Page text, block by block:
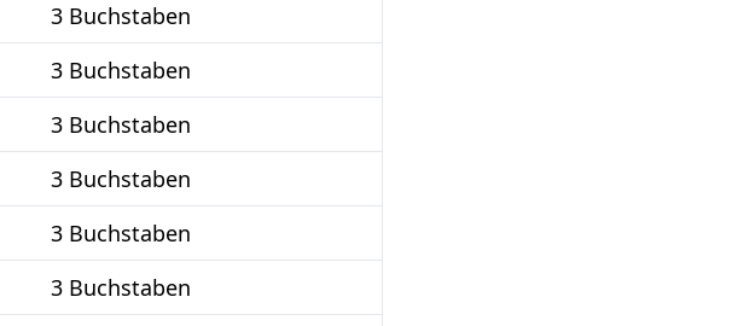
3 Buchstaben
3 Buchstaben
3 Buchstaben
3 Buchstaben
3 Buchstaben
3 Buchstaben